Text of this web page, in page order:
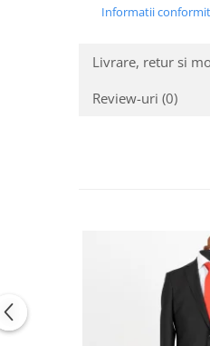
Informatii
Livrare, retur si
Review-uri (0)